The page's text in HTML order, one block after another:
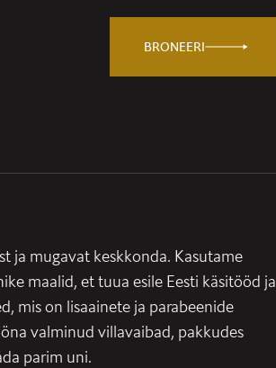
BRONEERI
ja mugavat keskkonda. Kasutame
maalid, et tuua esile Eesti käsitööd ja
mis on lisaainete ja parabeenide
valminud villavaibad, pakkudes
parim uni.